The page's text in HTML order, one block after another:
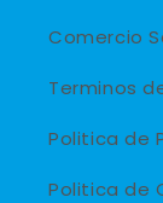
Comercio
Terminos
Politica de
Politica de